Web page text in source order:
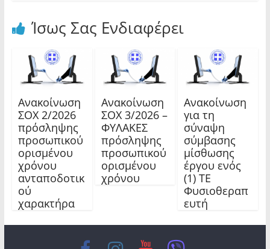
Ίσως Σας Ενδιαφέρει
Ανακοίνωση
ΣΟΧ 2/2026
πρόσληψης
προσωπικού
ορισμένου
χρόνου
ανταποδοτικ
ού
χαρακτήρα
Ανακοίνωση
ΣΟΧ 3/2026 –
ΦΥΛΑΚΕΣ
πρόσληψης
προσωπικού
ορισμένου
χρόνου
Ανακοίνωση
για τη
σύναψη
σύμβασης
μίσθωσης
έργου ενός
(1) ΤΕ
Φυσιοθεραπ
ευτή